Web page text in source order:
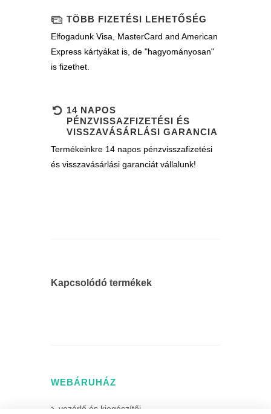
TÖBB FIZETÉSI LEHETŐSÉG
Elfogadunk Visa, MasterCard and American
Express kártyákat is, de "hagyományosan"
is fizethet.
14 NAPOS
PÉNZVISSAZFIZETÉSI ÉS
VISSZAVÁSÁRLÁSI GARANCIA
Termékeinkre 14 napos pénzvisszafizetési
és visszavásárlási garanciát vállalunk!
Kapcsolódó termékek
WEBÁRUHÁZ
vezérlő és kiegészítői